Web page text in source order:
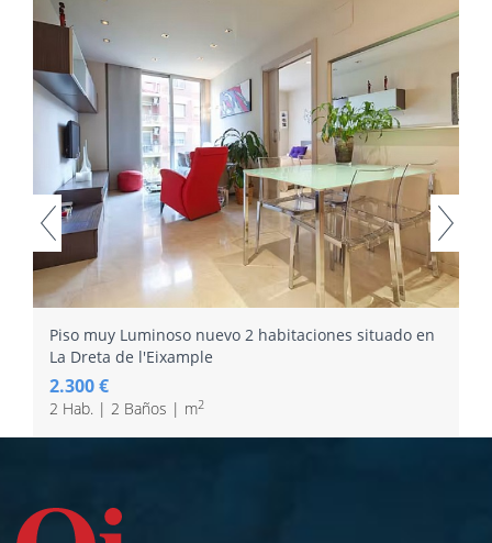
Piso muy Luminoso nuevo 2 habitaciones situado en
La Dreta de l'Eixample
2.300 €
2 Hab. | 2 Baños | m2